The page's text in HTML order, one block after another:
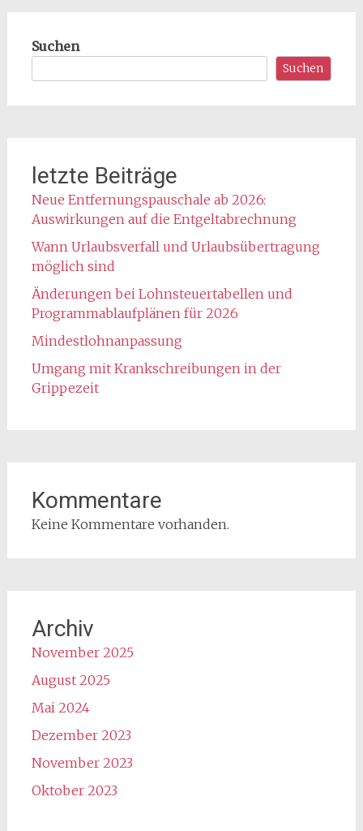
Suchen
Suchen
letzte Beiträge
Neue Entfernungspauschale ab 2026:
Auswirkungen auf die Entgeltabrechnung
Wann Urlaubsverfall und Urlaubsübertragung
möglich sind
Änderungen bei Lohnsteuertabellen und
Programmablaufplänen für 2026
Mindestlohnanpassung
Umgang mit Krankschreibungen in der
Grippezeit
Kommentare
Keine Kommentare vorhanden.
Archiv
November 2025
August 2025
Mai 2024
Dezember 2023
November 2023
Oktober 2023